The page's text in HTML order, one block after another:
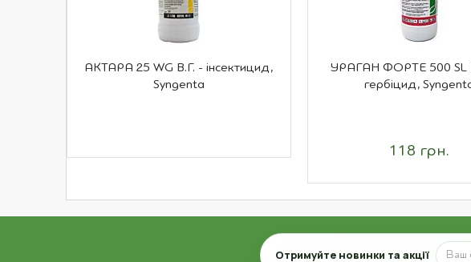
АКТАРА 25 WG В.Г. - інсектицид,
Syngenta
УРАГАН ФОРТЕ 500 SL
гербіцид,
118 грн.
Email
Отримуйте новинки та акції